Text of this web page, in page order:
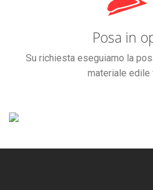
Posa in
Su richiesta eseguiamo la
materiale edile